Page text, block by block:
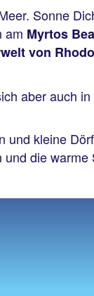
Sonne
am Myrtos
von
aber auch in
und kleine
die warme